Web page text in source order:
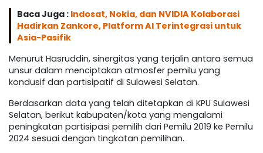
Baca Juga : Indosat, Nokia, dan NVIDIA Kolaborasi
Hadirkan Zankore, Platform AI Terintegrasi untuk
Asia-Pasifik
Menurut Hasruddin, sinergitas yang terjalin antara semua
unsur dalam menciptakan atmosfer pemilu yang
kondusif dan partisipatif di Sulawesi Selatan.
Berdasarkan data yang telah ditetapkan di KPU Sulawesi
Selatan, berikut kabupaten/kota yang mengalami
peningkatan partisipasi pemilih dari Pemilu 2019 ke Pemilu
2024 sesuai dengan tingkatan pemilihan.